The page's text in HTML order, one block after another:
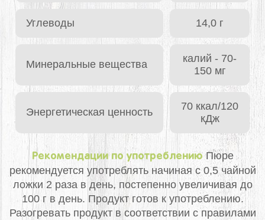
Углеводы 14,0 г
Минеральные вещества
калий - 70-
150 мг
Энергетическая ценность
70 ккал/120
кДж
Рекомендации по употреблению Пюре
рекомендуется употреблять начиная с 0,5 чайной
ложки 2 раза в день, постепенно увеличивая до
100 г в день. Продукт готов к употреблению.
Разогревать продукт в соответствии с правилами